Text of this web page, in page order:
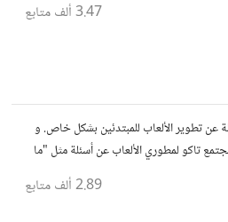
3.47 ألف متابع
عن تطوير الألعاب للمبتدئين بشكل خاص. و
تاكو لمطوري الألعاب عن أسئلة مثل "ما
2.89 ألف متابع